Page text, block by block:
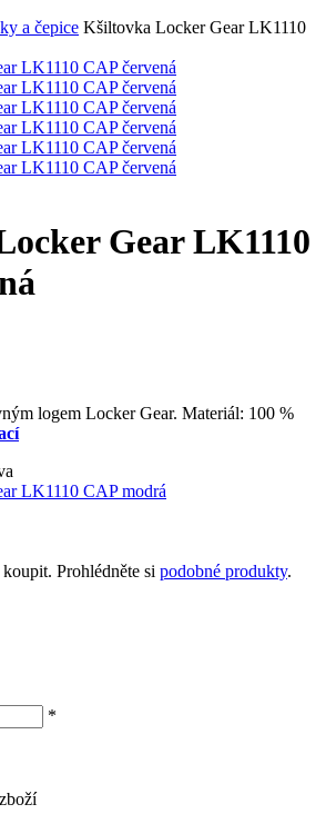
a čepice Kšiltovka Locker Gear LK1110
Gear LK1110
logem Locker Gear. Materiál: 100 %
Prohlédněte si podobné produkty.
*